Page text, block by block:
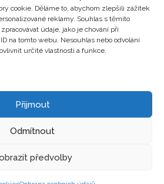
cookie. Děláme to, abychom zlepšili zážitek
reklamy. Souhlas s těmito
údaje, jako je chování při
na tomto webu. Nesouhlas nebo odvolání
určité vlastnosti a funkce.
Přijmout
Odmítnout
předvolby
Všechna práva vyhrazena.